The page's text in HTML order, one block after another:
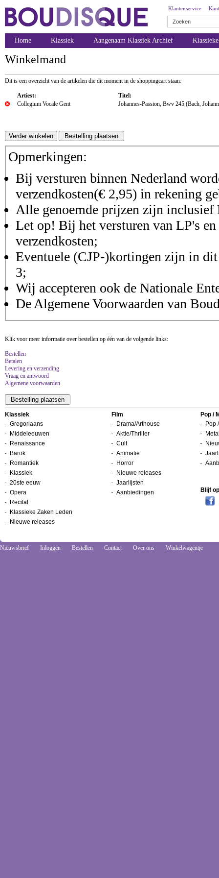
Klantenservice
Home Klassiek Aangenaam Klassiek Archief
Winkelmand
Dit is een overzicht van de artikelen die dit moment in de shoppingcart staan:
Artiest:
Titel:
Collegium Vocale Gent
Johannes-Passion, Bwv 245 (Bach,
Opmerkingen:
Bij versturen binnen Nederland
verzendkosten(€ 2,95) in rekening
Alle genoemde prijzen zijn inclusief
Let op! Bij het versturen van LP's
verzendkosten;
Eventuele (CJP-)kortingen zijn in
3;
Wij accepteren ook de Nationale
De Algemene Voorwaarden van
Klik voor meer informatie over bestellen op één van de volgende links:
Bestellen
Betalen
Levering en verzending
Vraag en antwoord
Algemene voorwaarden
Klassiek
Gregoriaans
Middeleeuwen
Renaissance
Barok
Romantiek
Klassiek
20ste eeuw
Opera
Recital
Klassieke Zaken Leden
Nieuwe releases
Film
Drama/Arthouse
Aktie/Thriller
Cult
Animatie
Horror
Nieuwe releases
Jaarlijsten
Aanbiedingen
Pop /
Pop
Blijf
Nieuwsbrief Inloggen Bestellen Contact Over ons Winkelwagentje